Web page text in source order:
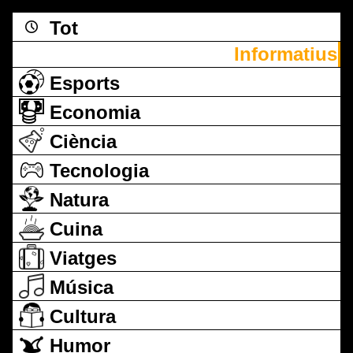
Tot
Informatius
Esports
Economia
Ciència
Tecnologia
Natura
Cuina
Viatges
Música
Cultura
Humor